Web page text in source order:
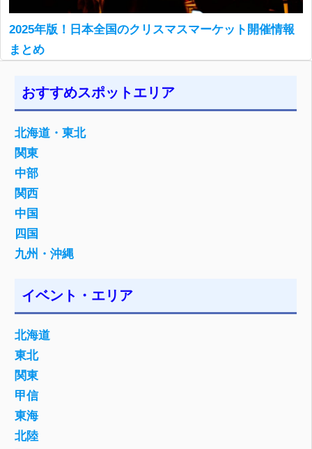
2025年版！日本全国のクリスマスマーケット開催情報
まとめ
おすすめスポットエリア
北海道・東北
関東
中部
関西
中国
四国
九州・沖縄
イベント・エリア
北海道
東北
関東
甲信
東海
北陸